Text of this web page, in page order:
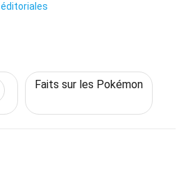
éditoriales
Faits sur les Pokémon